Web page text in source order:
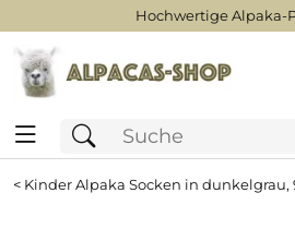
Hochwertige Alpaka-
< Kinder Alpaka Socken in dunkelgrau,